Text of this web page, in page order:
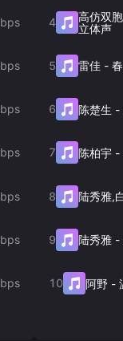
4 高仿双
立体声
5 雷佳-
6 陈楚生 -
7 陈柏宇-
8 陆秀雅,
9 陆秀雅-
10 阿野-